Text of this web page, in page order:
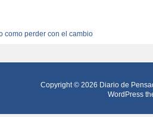
como perder con el cambio
Copyright © 2026 Diario de
WordPress